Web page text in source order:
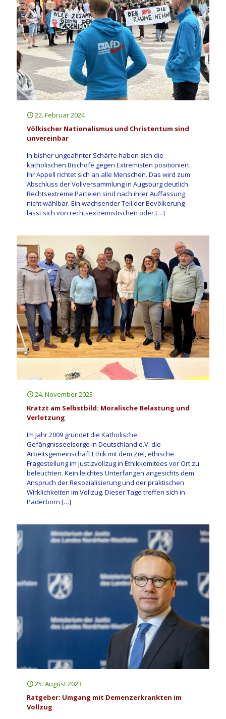
22. Februar 2024
Völkischer Nationalismus und Christentum sind
unvereinbar
In bisher ungeahnter Schärfe haben sich die
katholischen Bischöfe gegen Extremisten positioniert.
Ihr Appell richtet sich an alle Menschen. Das wird zum
Abschluss der Vollversammlung in Augsburg deutlich.
Rechtsextreme Parteien sind nach ihrer Auffassung
nicht wählbar. Ein wachsender Teil der Bevölkerung
lässt sich von rechtsextremistischen oder[…]
24. November 2023
Kratzt am Selbstbild: Moralische Belastung und
Verletzung
Im Jahr 2009 gründet die Katholische
Gefängnisseelsorge in Deutschland e.V. die
Arbeitsgemeinschaft Ethik mit dem Ziel, ethische
Fragestellung im Justizvollzug in Ethikkomitees vor Ort zu
beleuchten. Kein leichtes Unterfangen angesichts dem
Anspruch der Resozialisierung und der praktischen
Wirklichkeiten im Vollzug. Dieser Tage treffen sich in
Paderborn […]
25. August 2023
Ratgeber: Umgang mit Demenzerkrankten im
Vollzug